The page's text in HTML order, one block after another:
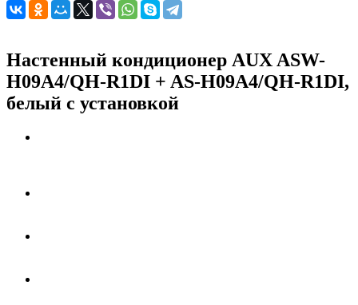
Настенный кондиционер AUX ASW-
H09A4/QH-R1DI + AS-H09A4/QH-R1DI,
белый с установкой